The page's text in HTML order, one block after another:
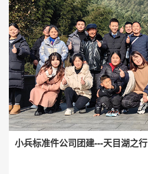
小兵标准件公司团建---天目湖之行